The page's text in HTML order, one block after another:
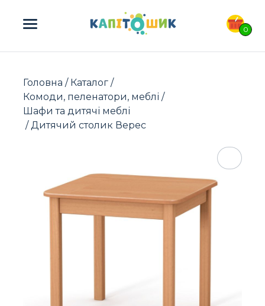
0
ПОШУК ТОВАРІВ:
Головна / Каталог /
Комоди, пеленатори, меблі /
Шафи та дитячі меблі
/ Дитячий столик Верес